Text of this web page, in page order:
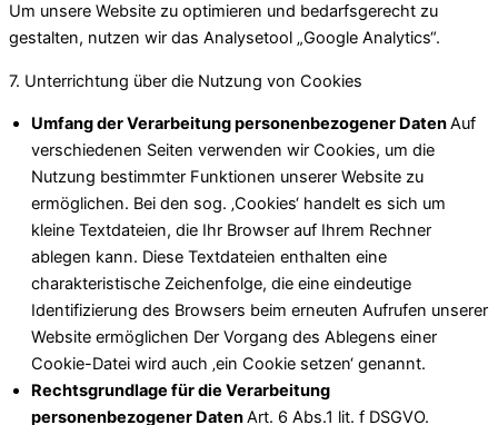
Um unsere Website zu optimieren und bedarfsgerecht zu
gestalten, nutzen wir das Analysetool „Google Analytics“.
7. Unterrichtung über die Nutzung von Cookies
Umfang der Verarbeitung personenbezogener DatenAuf
verschiedenen Seiten verwenden wir Cookies, um die
Nutzung bestimmter Funktionen unserer Website zu
ermöglichen. Bei den sog. ‚Cookies‘ handelt es sich um
kleine Textdateien, die Ihr Browser auf Ihrem Rechner
ablegen kann. Diese Textdateien enthalten eine
charakteristische Zeichenfolge, die eine eindeutige
Identifizierung des Browsers beim erneuten Aufrufen unserer
Website ermöglichen Der Vorgang des Ablegens einer
Cookie-Datei wird auch ‚ein Cookie setzen‘ genannt.
Rechtsgrundlage für die Verarbeitung
personenbezogener DatenArt. 6 Abs.1 lit. f DSGVO.